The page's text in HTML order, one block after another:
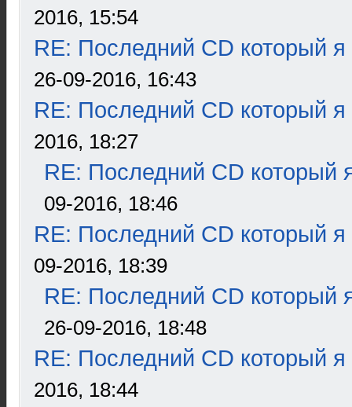
2016, 15:54
RE: Последний CD который я
26-09-2016, 16:43
RE: Последний CD который я
2016, 18:27
RE: Последний CD который
09-2016, 18:46
RE: Последний CD который я
09-2016, 18:39
RE: Последний CD который
26-09-2016, 18:48
RE: Последний CD который я
2016, 18:44